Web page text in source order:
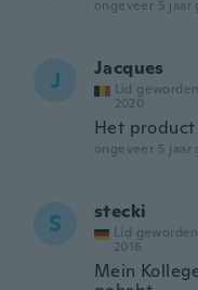
ongeveer 5 jaar
J Jacques
Lid
2020
Het
ongeveer 5 jaar
S stecki
Lid
2016
Mein